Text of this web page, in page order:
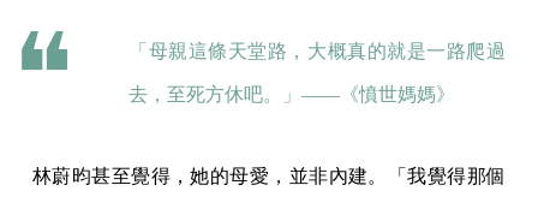
「母親這條天堂路，大概真的就是一路爬過
去，至死方休吧。」——《憤世媽媽》
林蔚昀甚至覺得，她的母愛，並非內建。「我覺得那個